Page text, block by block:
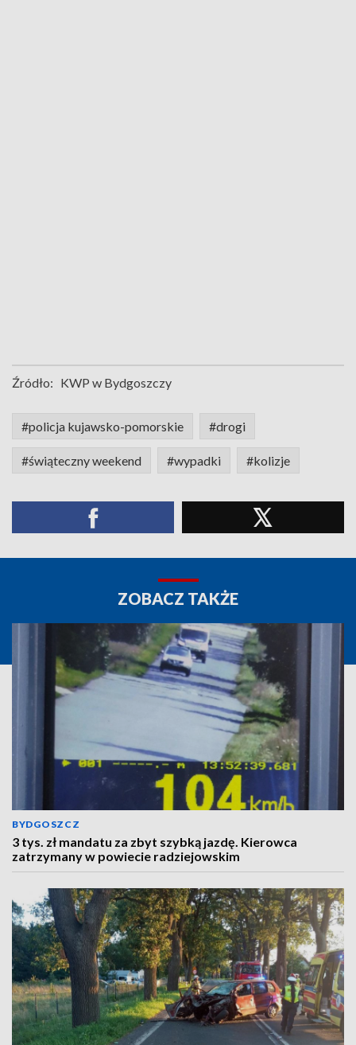
Źródło: KWP w Bydgoszczy
#policja kujawsko-pomorskie #drogi
#świąteczny weekend #wypadki #kolizje
ZOBACZ TAKŻE
BYDGOSZCZ
3 tys. zł mandatu za zbyt szybką jazdę. Kierowca
zatrzymany w powiecie radziejowskim